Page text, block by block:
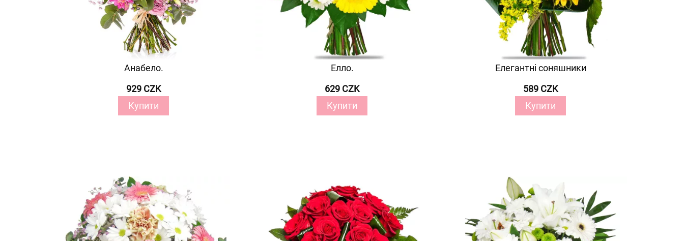
Анабело.
929 CZK
Купити
Елло.
629 CZK
Купити
Елегантні соняшники
589 CZK
Купити